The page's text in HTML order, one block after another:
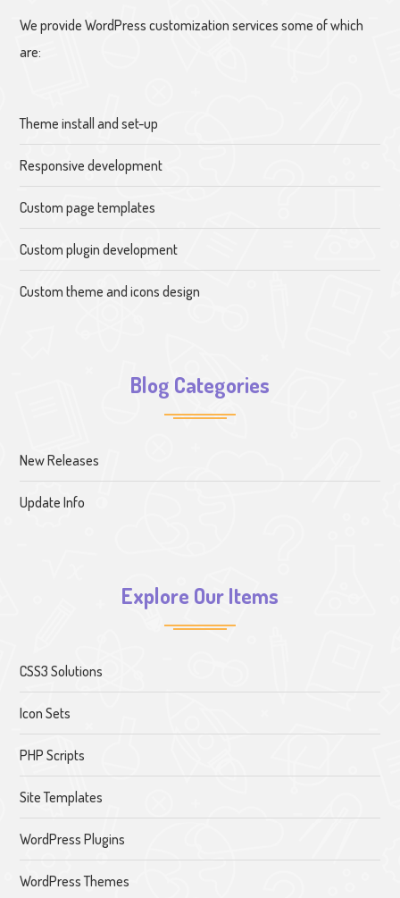
We provide WordPress customization services some of which
are:
Theme install and set-up
Responsive development
Custom page templates
Custom plugin development
Custom theme and icons design
Blog Categories
New Releases
Update Info
Explore Our Items
CSS3 Solutions
Icon Sets
PHP Scripts
Site Templates
WordPress Plugins
WordPress Themes